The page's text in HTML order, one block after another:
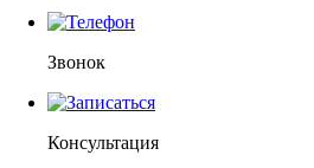
Звонок
Консультация